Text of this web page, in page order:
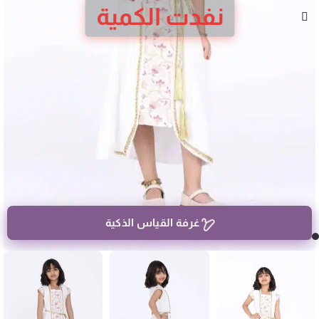
نفدت الكمية
غرفة القياس الذكية